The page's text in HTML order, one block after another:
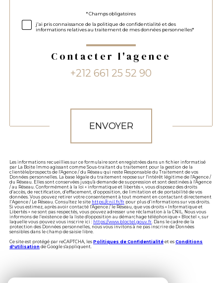
* Champs obligatoires
j'ai pris connaissance de la politique de confidentialité et des
informations relatives au traitement de mes données personnelles*
Contacter l'agence
+212 661 25 52 90
ENVOYER
Les informations recueillies sur ce formulaire sont enregistrées dans un fichier informatisé
par La Boite Immo agissant comme Sous-traitant du traitement pour la gestion de la
clientèle/prospects de l'Agence / du Réseau qui reste Responsable du Traitement de vos
Données personnelles. La base légale du traitement repose sur l'intérêt légitime de l'Agence /
du Réseau. Elles sont conservées jusqu'à demande de suppression et sont destinées à l'Agence
/ au Réseau. Conformément à la loi « informatique et libertés », vous disposez des droits
d’accès, de rectification, d’effacement, d’opposition, de limitation et de portabilité de vos
données. Vous pouvez retirer votre consentement à tout moment en contactant directement
l’Agence / Le Réseau. Consultez le site https://cnil.fr/fr pour plus d’informations sur vos droits.
Si vous estimez, après avoir contacté l'Agence / le Réseau, que vos droits « Informatique et
Libertés » ne sont pas respectés, vous pouvez adresser une réclamation à la CNIL. Nous vous
informons de l’existence de la liste d'opposition au démarchage téléphonique « Bloctel », sur
laquelle vous pouvez vous inscrire ici : https://www.bloctel.gouv.fr . Dans le cadre de la
protection des Données personnelles, nous vous invitons à ne pas inscrire de Données
sensibles dans le champ de saisie libre.
Ce site est protégé par reCAPTCHA, les Politiques de Confidentialité et es Conditions
d'utilisation de Google s'appliquent.